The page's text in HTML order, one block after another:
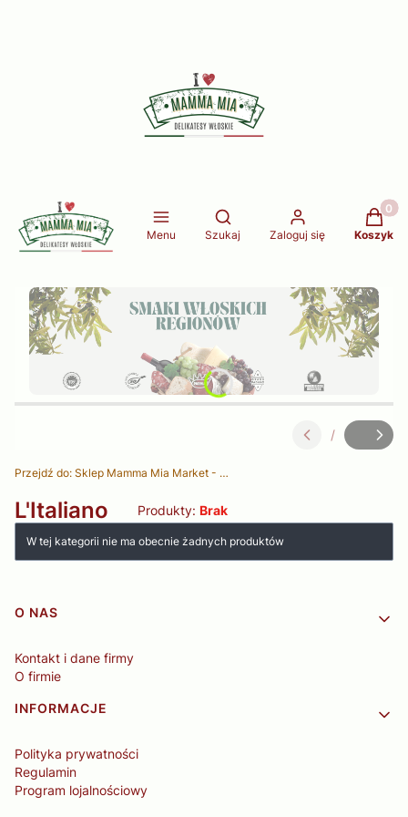
Menu
Otwórz wyszukiwarkę
Szukaj Zaloguj się Koszyk
Slajd
/
z
Przejdź do: Sklep Mamma Mia Market - Delikatesy Włoskie
L'Italiano Produkty: Brak
Lista produktów
W tej kategorii nie ma obecnie żadnych produktów
Linki w stopce
O NAS
Kontakt i dane firmy
O firmie
INFORMACJE
Polityka prywatności
Regulamin
Program lojalnościowy